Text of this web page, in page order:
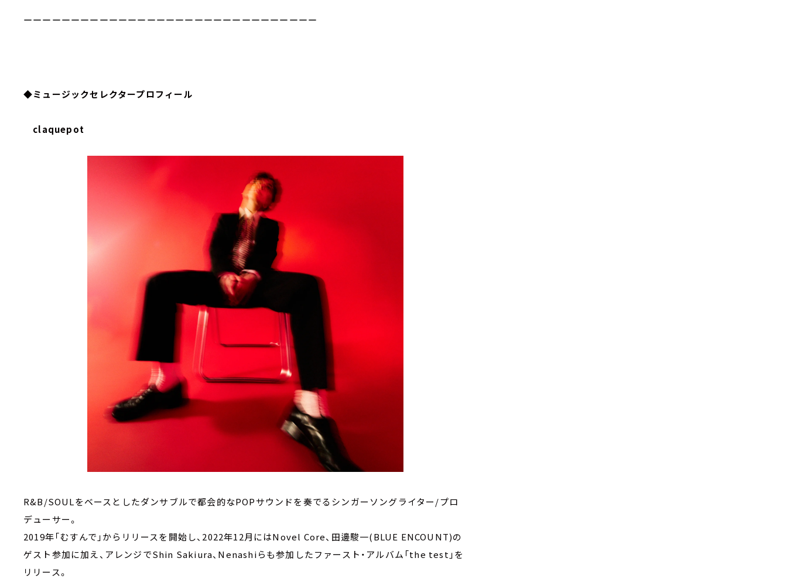
ーーーーーーーーーーーーーーーーーーーーーーーーーーーーーーー
◆ミュージックセレクタープロフィール
claquepot
R&B/SOULをベースとしたダンサブルで都会的なPOPサウンドを奏でるシンガーソングライター/プロ
デューサー。
2019年「むすんで」からリリースを開始し、2022年12月にはNovel Core、田邊駿一(BLUE ENCOUNT)の
ゲスト参加に加え、アレンジでShin Sakiura、Nenashiらも参加したファースト・アルバム「the test」を
リリース。